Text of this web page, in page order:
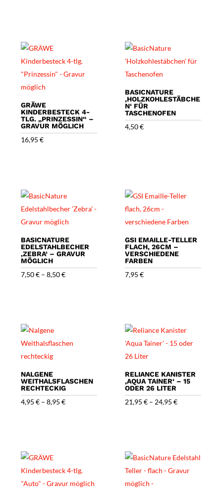
GRÄWE
KINDERBESTECK 4-
TLG. „PRINZESSIN“ –
GRAVUR MÖGLICH
16,95€
BASICNATURE
‚HOLZKOHLESTÄBCHE
N‘ FÜR
TASCHENOFEN
4,50€
BASICNATURE
EDELSTAHLBECHER
‚ZEBRA‘ – GRAVUR
MÖGLICH
7,50€ –8,50€
GSI EMAILLE-TELLER
FLACH, 26CM –
VERSCHIEDENE
FARBEN
7,95€
NALGENE
WEITHALSFLASCHEN
RECHTECKIG
4,95€ –8,95€
RELIANCE KANISTER
‚AQUA TAINER‘ – 15
ODER 26 LITER
21,95€ – 24,95€